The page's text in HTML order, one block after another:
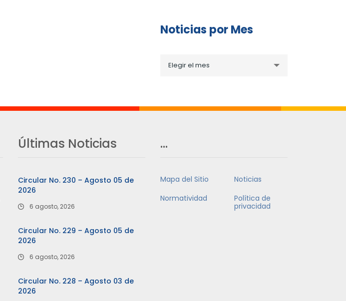
Noticias por Mes
porElegir el mes
Últimas Noticias
Circular No. 230 – Agosto 05 de
2026
6 agosto, 2026
Circular No. 229 – Agosto 05 de
2026
6 agosto, 2026
Circular No. 228 – Agosto 03 de
2026
…
Mapa del Sitio
Noticias
Normatividad
Política de
privacidad